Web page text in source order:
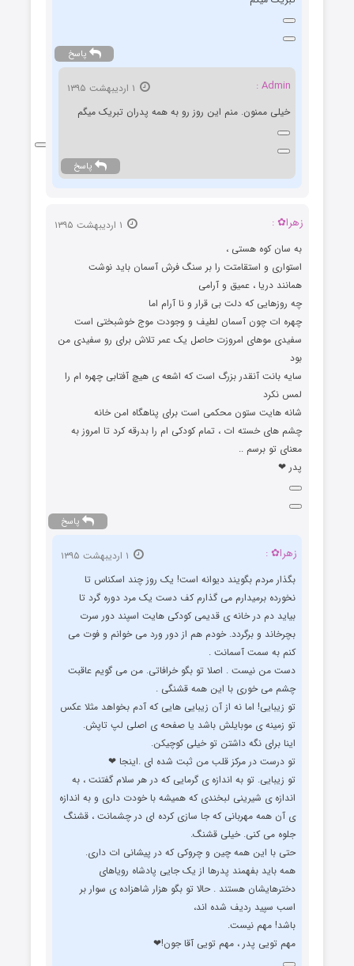
پاسخ
Admin :
خیلی ممنون. منم این روز رو به همه پدران تبریک میگم
پاسخ
زهرا✿ :
به سان کوه هستی ،
استواری و استقامتت را بر سنگ فرش آسمان باید نوشت
همانند دریا ، عمیق و آرامی
چه روزهایی که دلت بی قرار و نا آرام اما
چهره ات چون آسمان لطیف و وجودت موج خوشبختی است
سفیدی موهای امروزت حاصل یک عمر تلاش برای رو سفیدی من
بود
سایه بانت آنقدر بزرگ است که اشعه ی هیچ آفتابی چهره ام را
لمس نکرد
شانه هایت ستون محکمی است برای پناهگاه امن خانه
چشم های خسته ات ، تمام کودکی ام را بدرقه کرد تا امروز به
معنای تو برسم ..
پدر ❤
پاسخ
زهرا✿ :
بگذار مردم بگویند دیوانه است! یک روز چند اسکناس تا
نخورده برمیدارم می گذارم کف دست یک مرد دوره گرد تا
بیاید دم در خانه ی قدیمی کودکی هایت اسپند دور سرت
بچرخاند و برگردد. خودم هم از دور ورد می خوانم و فوت می
کنم به سمت آسمانت .
دست من نیست . اصلا تو بگو خرافاتی. من می گویم عاقبت
چشم می خوری با این همه قشنگی .
تو زیبایی! اما نه از آن زیبایی هایی که آدم بخواهد مثلا عکس
تو زمینه ی موبایلش باشد یا صفحه ی اصلی لپ تاپش.
اینا برای نگه داشتن تو خیلی کوچیکن.
تو درست در مرکز قلب من ثبت شده ای .اینجا ❤
تو زیبایی. تو به اندازه ی گرمایی که در هر سلام گفتنت ، به
اندازه ی شیرینی لبخندی که همیشه با خودت داری و به اندازه
ی آن همه مهربانی که جا سازی کرده ای در چشمانت ، قشنگ
جلوه می کنی. خیلی قشنگ.
حتی با این همه چین و چروکی که در پیشانی ات داری.
همه باید بفهمند پدرها از یک جایی پادشاه رویاهای
دخترهایشان هستند . حالا تو بگو هزار شاهزاده ی سوار بر
اسب سپید ردیف شده اند،
باشد! مهم نیست.
مهم تویی پدر ، مهم تویی آقا جون!❤